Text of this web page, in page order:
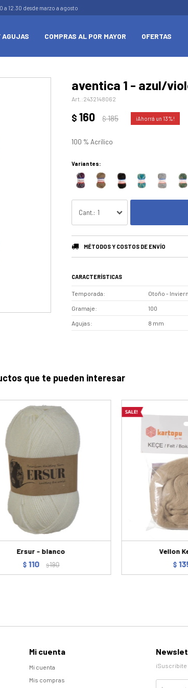
AGUJAS COMPRAS AL POR MAYOR OFERTAS
a 12.30 desde marzo a agosto
aventica 1 - azul/
2432148062
$ 160 $185 13
100 % Acrílico
Variantes:
1
MÉTODOS Y COSTOS DE ENVÍO
CARACTERÍSTICAS
Temporada Otoño -
Gramaje 100
Agujas 8 mm
que te pueden interesar
Ersur - blanco
$ 110 $190
Vellon
$
Mi cuenta
Mi cuenta
Mis compras